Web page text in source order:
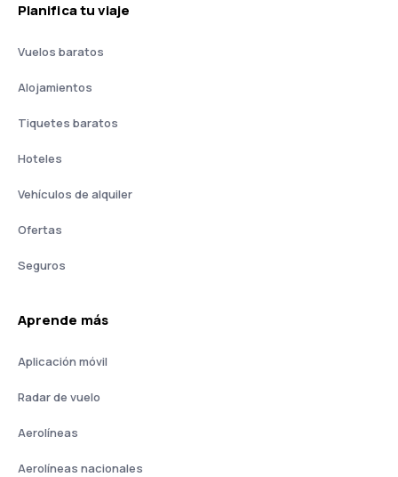
Planifica tu viaje
Vuelos baratos
Alojamientos
Tiquetes baratos
Hoteles
Vehículos de alquiler
Ofertas
Seguros
Aprende más
Aplicación móvil
Radar de vuelo
Aerolíneas
Aerolíneas nacionales